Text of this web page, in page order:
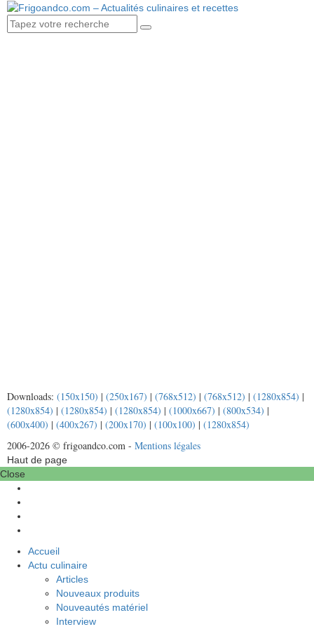
Downloads: (150x150) | (250x167) | (768x512) | (768x512) | (1280x854) |
(1280x854) | (1280x854) | (1280x854) | (1000x667) | (800x534) |
(600x400) | (400x267) | (200x170) | (100x100) | (1280x854)
2006-2026 © frigoandco.com - Mentions légales
Haut de page
Close
Accueil
Actu culinaire
Articles
Nouveaux produits
Nouveautés matériel
Interview